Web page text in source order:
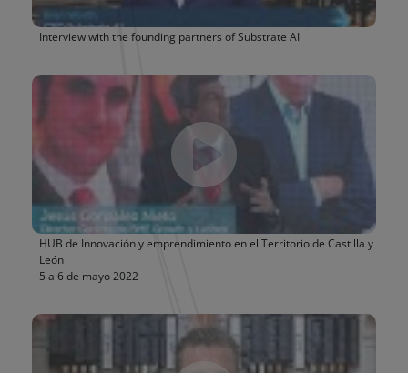
Interview with the founding partners of Substrate AI
HUB de Innovación y emprendimiento en el Territorio de Castilla y
León
5 a 6 de mayo 2022